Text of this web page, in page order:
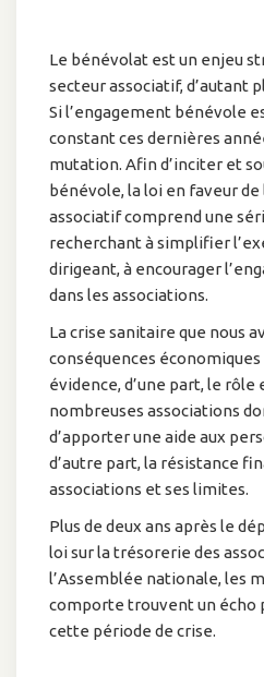
Le bénévolat est un enjeu
secteur associatif, d’autant
Si l’engagement bénévole
constant ces dernières
mutation. Afin d’inciter et
bénévole, la loi en faveur de
associatif comprend une
recherchant à simplifier
dirigeant, à encourager
dans les associations.
La crise sanitaire que nous
conséquences
évidence, d’une part, le rôle
nombreuses associations
d’apporter une aide aux
d’autre part, la résistance
associations et ses limites.
Plus de deux ans après le
loi sur la trésorerie des
l’Assemblée nationale, les
comporte trouvent un écho
cette période de crise.